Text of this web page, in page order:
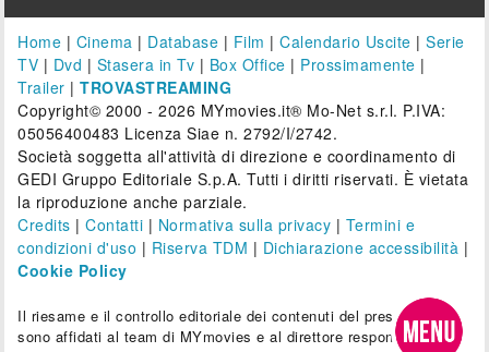
Home | Cinema | Database | Film |Calendario Uscite |Serie
TV | Dvd | Stasera in Tv | Box Office | Prossimamente |
Trailer |TROVASTREAMING
Copyright© 2000 - 2026 MYmovies.it® Mo-Net s.r.l. P.IVA:
05056400483 Licenza Siae n. 2792/I/2742.
Società soggetta all'attività di direzione e coordinamento di
GEDI Gruppo Editoriale S.p.A. Tutti i diritti riservati. È vietata
la riproduzione anche parziale.
Credits |Contatti | Normativa sulla privacy | Termini e
condizioni d'uso | Riserva TDM | Dichiarazione accessibilità |
Cookie Policy
Il riesame e il controllo editoriale dei contenuti del presente sito
sono affidati al team di MYmovies e al direttore responsabile.